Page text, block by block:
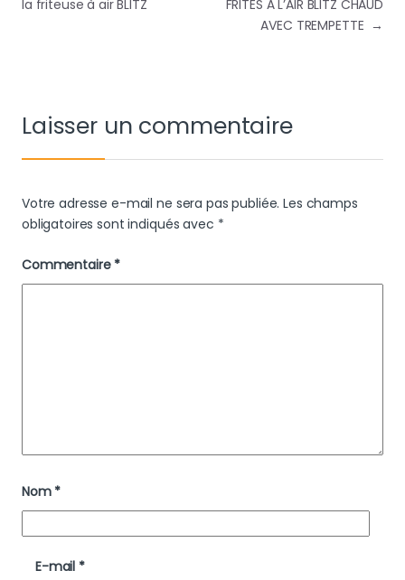
la friteuse à air BLITZ
FRITES À L’AIR BLITZ CHAUD
AVEC TREMPETTE →
Laisser un commentaire
Votre adresse e-mail ne sera pas publiée. Les champs
obligatoires sont indiqués avec *
Commentaire *
Nom *
E-mail *